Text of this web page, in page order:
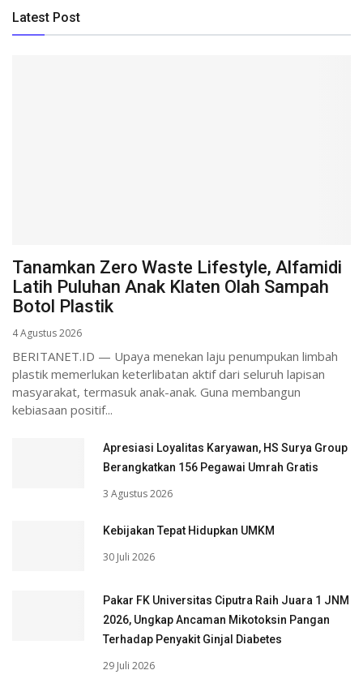
Latest Post
Tanamkan Zero Waste Lifestyle, Alfamidi
Latih Puluhan Anak Klaten Olah Sampah
Botol Plastik
4 Agustus 2026
BERITANET.ID — Upaya menekan laju penumpukan limbah
plastik memerlukan keterlibatan aktif dari seluruh lapisan
masyarakat, termasuk anak-anak. Guna membangun
kebiasaan positif...
Apresiasi Loyalitas Karyawan, HS Surya Group
Berangkatkan 156 Pegawai Umrah Gratis
3 Agustus 2026
Kebijakan Tepat Hidupkan UMKM
30 Juli 2026
Pakar FK Universitas Ciputra Raih Juara 1 JNM
2026, Ungkap Ancaman Mikotoksin Pangan
Terhadap Penyakit Ginjal Diabetes
29 Juli 2026